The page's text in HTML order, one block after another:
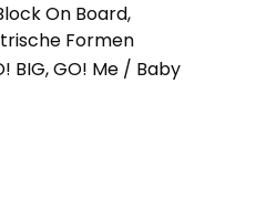
On Board,
Formen
BIG, GO! Me / Baby